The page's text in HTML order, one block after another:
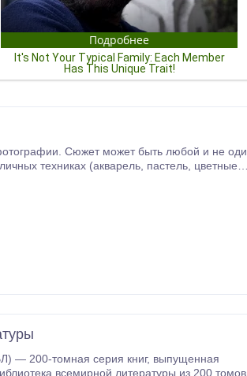
(акварель, пастель, цветные
серия книг, выпущенная
всемирной литературы из 200 томов